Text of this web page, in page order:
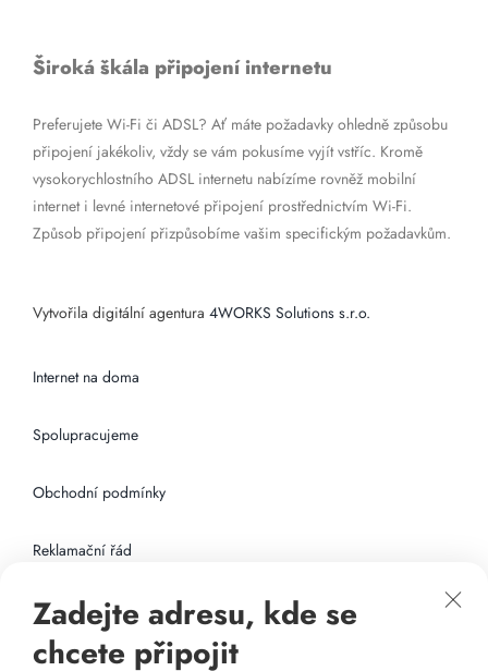
Široká škála připojení internetu
Preferujete Wi-Fi či ADSL? Ať máte požadavky ohledně způsobu
připojení jakékoliv, vždy se vám pokusíme vyjít vstříc. Kromě
vysokorychlostního ADSL internetu nabízíme rovněž mobilní
internet i levné internetové připojení prostřednictvím Wi-Fi.
Způsob připojení přizpůsobíme vašim specifickým požadavkům.
Vytvořila digitální agentura 4WORKS Solutions s.r.o.
Internet na doma
Spolupracujeme
Obchodní podmínky
Reklamační řád
Připojení k internetu
Odkazy
Zadejte adresu, kde se
chcete připojit